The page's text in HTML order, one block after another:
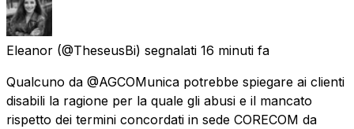
Eleanor (@TheseusBi) segnalati 16 minuti fa
Qualcuno da @AGCOMunica potrebbe spiegare ai clienti
disabili la ragione per la quale gli abusi e il mancato
rispetto dei termini concordati in sede CORECOM da